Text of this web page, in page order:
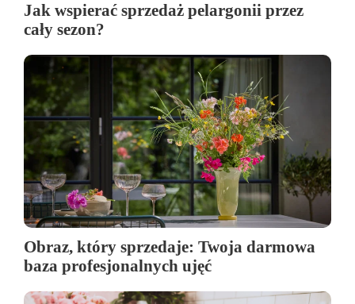
Jak wspierać sprzedaż pelargonii przez
cały sezon?
Obraz, który sprzedaje: Twoja darmowa
baza profesjonalnych ujęć